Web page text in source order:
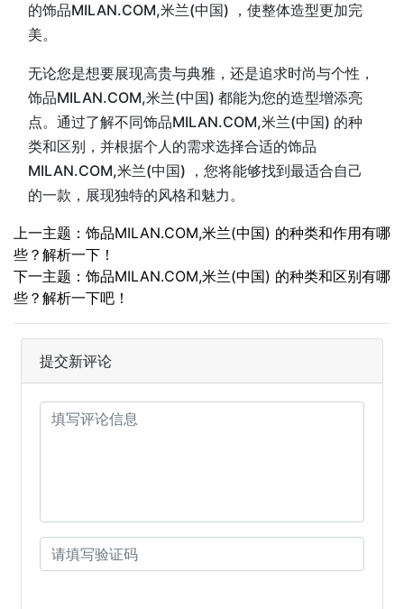
的饰品MILAN.COM,米兰(中国) ，使整体造型更加完
美。
无论您是想要展现高贵与典雅，还是追求时尚与个性，
饰品MILAN.COM,米兰(中国) 都能为您的造型增添亮
点。通过了解不同饰品MILAN.COM,米兰(中国) 的种
类和区别，并根据个人的需求选择合适的饰品
MILAN.COM,米兰(中国) ，您将能够找到最适合自己
的一款，展现独特的风格和魅力。
上一主题：饰品MILAN.COM,米兰(中国) 的种类和作用有哪
些？解析一下！
下一主题：饰品MILAN.COM,米兰(中国) 的种类和区别有哪
些？解析一下吧！
提交新评论